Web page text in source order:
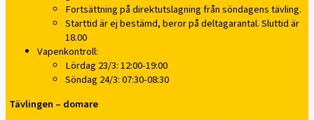
Fortsättning på direktutslagning från söndagens tävling.
Starttid är ej bestämd, beror på deltagarantal. Sluttid är
18.00
Vapenkontroll:
Lördag 23/3: 12:00-19:00
Söndag 24/3: 07:30-08:30
Tävlingen – domare